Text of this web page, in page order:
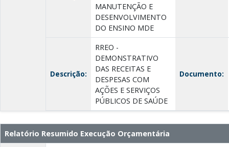
MANUTENÇÃO E
DESENVOLVIMENTO
DO ENSINO MDE
Descrição:
RREO -
DEMONSTRATIVO
DAS RECEITAS E
DESPESAS COM
AÇÕES E SERVIÇOS
PÚBLICOS DE SAÚDE
Documento:
Relatório Resumido Execução Orçamentária